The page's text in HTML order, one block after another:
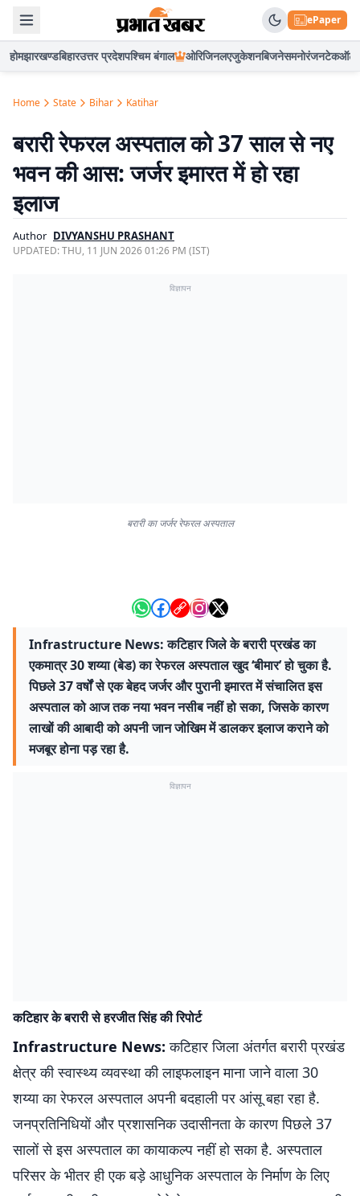
ePaper
होमझारखण्डबिहारउत्तर प्रदेशपश्चिम बंगाल ओरिजिनलएजुकेशनबिजनेसमनोरंजनटेकऑटो
Home State Bihar Katihar
बरारी रेफरल अस्पताल को 37 साल से नए
भवन की आस: जर्जर इमारत में हो रहा
इलाज
Author DIVYANSHU PRASHANT
UPDATED:THU, 11 JUN 2026 01:26 PM (IST)
विज्ञापन
बरारी का जर्जर रेफरल अस्पताल
Infrastructure News: कटिहार जिले के बरारी प्रखंड का
एकमात्र 30 शय्या (बेड) का रेफरल अस्पताल खुद ‘बीमार’ हो चुका है.
पिछले 37 वर्षों से एक बेहद जर्जर और पुरानी इमारत में संचालित इस
अस्पताल को आज तक नया भवन नसीब नहीं हो सका, जिसके कारण
लाखों की आबादी को अपनी जान जोखिम में डालकर इलाज कराने को
मजबूर होना पड़ रहा है.
विज्ञापन
कटिहार के बरारी से हरजीत सिंह की रिपोर्ट
Infrastructure News: कटिहार जिला अंतर्गत बरारी प्रखंड
क्षेत्र की स्वास्थ्य व्यवस्था की लाइफलाइन माना जाने वाला 30
शय्या का रेफरल अस्पताल अपनी बदहाली पर आंसू बहा रहा है.
जनप्रतिनिधियों और प्रशासनिक उदासीनता के कारण पिछले 37
सालों से इस अस्पताल का कायाकल्प नहीं हो सका है. अस्पताल
परिसर के भीतर ही एक बड़े आधुनिक अस्पताल के निर्माण के लिए